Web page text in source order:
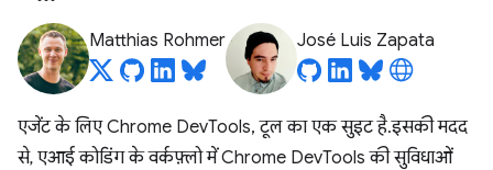
Matthias Rohmer José Luis Zapata
एजेंट के लिए Chrome DevTools, टूल का एक सुइट है. इसकी मदद
से, एआई कोडिंग के वर्कफ़्लो में Chrome DevTools की सुविधाओं